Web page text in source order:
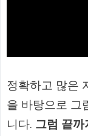
정확하고 많은
을 바탕으로 그
니다. 그럼 끝